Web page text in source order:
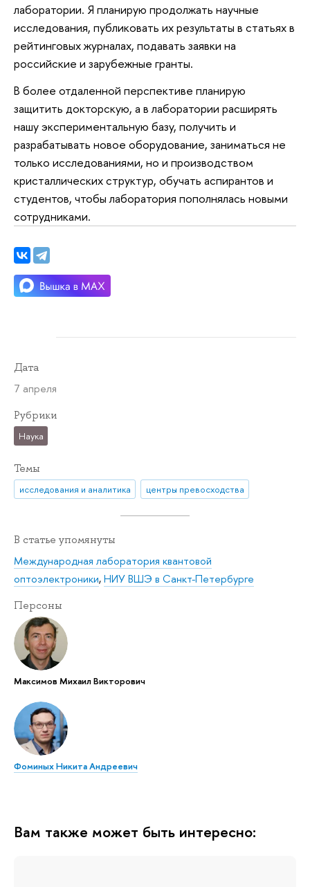
лаборатории. Я планирую продолжать научные
исследования, публиковать их результаты в статьях в
рейтинговых журналах, подавать заявки на
российские и зарубежные гранты.
В более отдаленной перспективе планирую
защитить докторскую, а в лаборатории расширять
нашу экспериментальную базу, получить и
разрабатывать новое оборудование, заниматься не
только исследованиями, но и производством
кристаллических структур, обучать аспирантов и
студентов, чтобы лаборатория пополнялась новыми
сотрудниками.
Дата
7 апреля
Рубрики
Наука
Темы
исследования и аналитика центры превосходства
В статье упомянуты
Международная лаборатория квантовой
оптоэлектроники,НИУ ВШЭ в Санкт-Петербурге
Персоны
Максимов Михаил Викторович
Фоминых Никита Андреевич
Вам также может быть интересно: